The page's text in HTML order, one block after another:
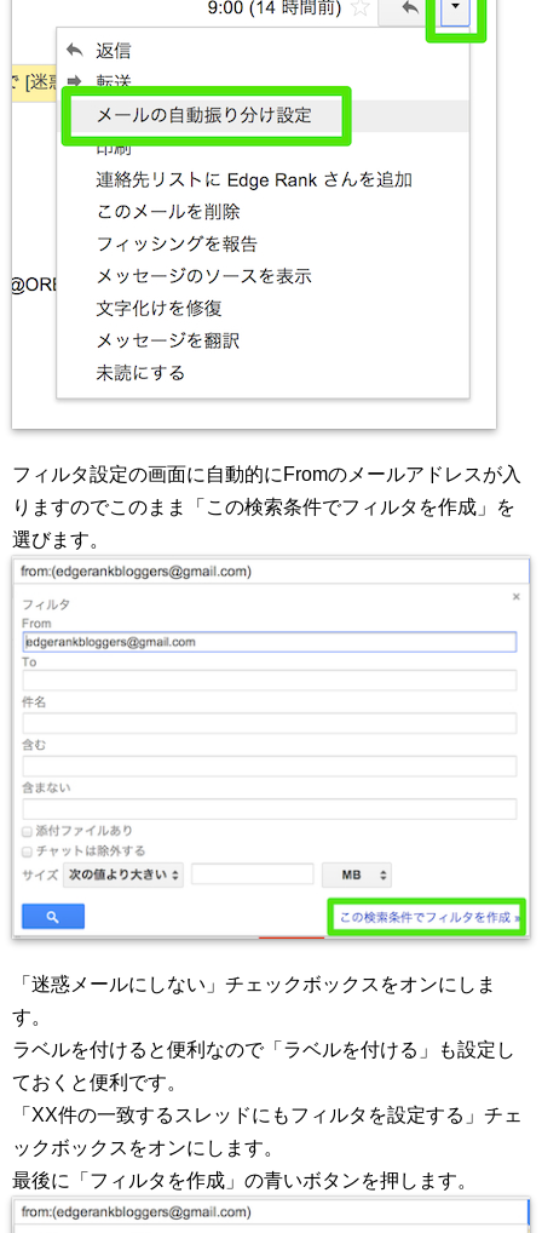
フィルタ設定の画面に自動的にFromのメールアドレスが入
りますのでこのまま「この検索条件でフィルタを作成」を
選びます。
「迷惑メールにしない」チェックボックスをオンにしま
す。
ラベルを付けると便利なので「ラベルを付ける」も設定し
ておくと便利です。
「XX件の一致するスレッドにもフィルタを設定する」チェ
ックボックスをオンにします。
最後に「フィルタを作成」の青いボタンを押します。